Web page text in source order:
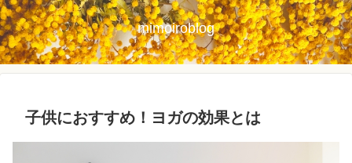
mimoiroblog
子供におすすめ！ヨガの効果とは